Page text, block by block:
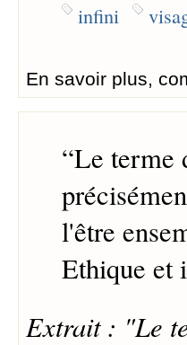
infini
En savoir plus,
“Le terme
l'être
Ethique et
Extrait : "Le